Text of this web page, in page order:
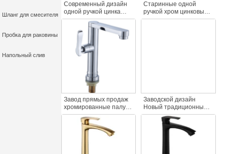
Шланг для смесителя
Пробка для раковины
Напольный слив
Современный дизайн
одной ручкой цинка
бассейна кран
античный холодный
умывальник кран с
настилом монтируется
один холодный кран
бассейна для ванной
Старинные одной
ручкой хром цинковый
сплав бассейн кран
Завод прямых продаж
хромированные палуба
тянуть спрей бассейн
кран воды кран один
холодный бассейн кран
цинк ручка мыть руку
Заводской дизайн
Новый традиционный
одиночный холодный
кран для раковины
хромированный цинк
ванной комнаты